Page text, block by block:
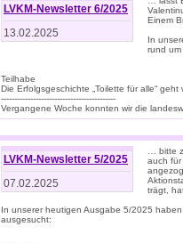
LVKM-Newsletter 6/2025
13.02.2025
Einem
In
rund
Teilhabe
Die Erfolgsgeschichte „Toilette für alle“
-------------------------------------------
Vergangene Woche konnten wir die
LVKM-Newsletter 5/2025
07.02.2025
… bitte
auch für
trägt,
In unserer heutigen Ausgabe 5/2025
ausgesucht: